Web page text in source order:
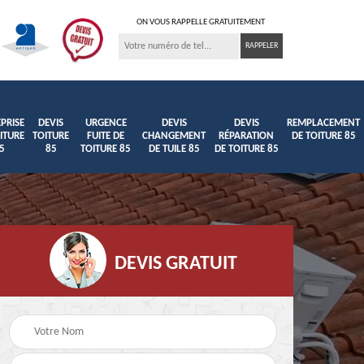
ON VOUS RAPPELLE GRATUITEMENT
DEVIS
TOITURE
85
URGENCE
FUITE DE
TOITURE 85
DEVIS
CHANGEMENT
DE TUILE 85
DEVIS
RÉPARATION
DE TOITURE 85
REMPLACEMENT
DE TOITURE 85
DEVIS GRATUIT